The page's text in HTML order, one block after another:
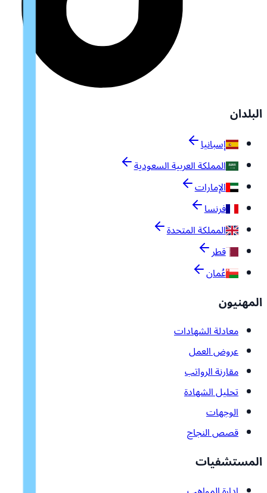
البلدان
إسبانيا
المملكة العربية السعودية
الإمارات
فرنسا
المملكة المتحدة
قطر
عُمان
المهنيون
معادلة الشهادات
عروض العمل
مقارنة الرواتب
تحليل الشهادة
الوجهات
قصص النجاح
المستشفيات